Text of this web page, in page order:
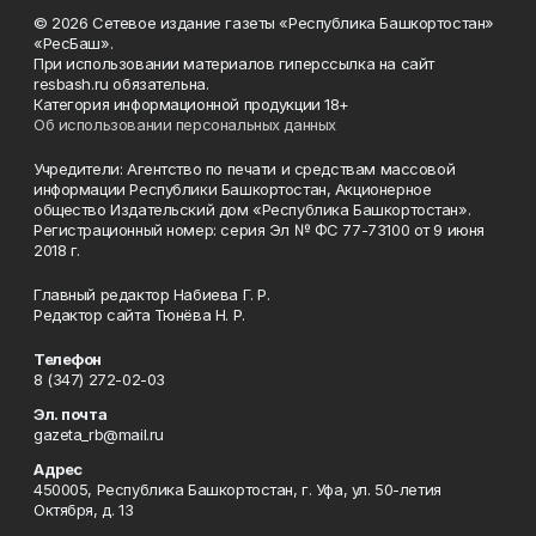
© 2026 Сетевое издание газеты «Республика Башкортостан»
«РесБаш».
При использовании материалов гиперссылка на сайт
resbash.ru обязательна.
Категория информационной продукции 18+
Об использовании персональных данных
Учредители: Агентство по печати и средствам массовой
информации Республики Башкортостан, Акционерное
общество Издательский дом «Республика Башкортостан».
Регистрационный номер: серия Эл № ФС 77-73100 от 9 июня
2018 г.
Главный редактор Набиева Г. Р.
Редактор сайта Тюнёва Н. Р.
Телефон
8 (347) 272-02-03
Эл. почта
gazeta_rb@mail.ru
Адрес
450005, Республика Башкортостан, г. Уфа, ул. 50-летия
Октября, д. 13